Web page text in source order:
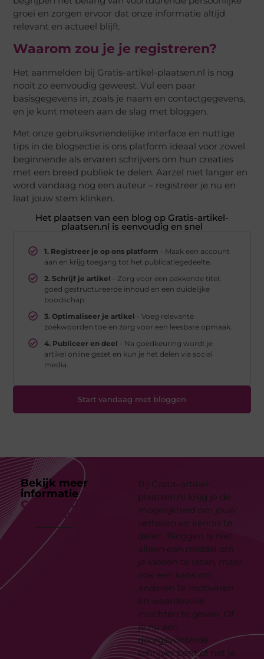
groei en zorgen ervoor dat onze informatie altijd
relevant en actueel blijft.
Waarom zou je je registreren?
Het aanmelden bij Gratis-artikel-plaatsen.nl is nog
nooit zo eenvoudig geweest. Vul een paar
basisgegevens in, zoals je naam en contactgegevens,
en je kunt meteen aan de slag met bloggen.
Met onze gebruiksvriendelijke interface en nuttige
tips in de blogsectie is ons platform ideaal voor zowel
beginnende als ervaren schrijvers om hun creaties
met een breed publiek te delen. Aarzel niet langer en
word vandaag nog een auteur – registreer je nu en
laat jouw stem klinken.
Het plaatsen van een blog op Gratis-artikel-
plaatsen.nl is eenvoudig en snel
1. Registreer je op ons platform - Maak een account
aan en krijg toegang tot het publicatiegedeelte.
2. Schrijf je artikel - Zorg voor een pakkende titel,
goed gestructureerde inhoud en een duidelijke
boodschap.
3. Optimaliseer je artikel - Voeg relevante
zoekwoorden toe en zorg voor een leesbare opmaak.
4. Publiceer en deel - Na goedkeuring wordt je
artikel online gezet en kun je het delen via social
media.
Start vandaag met bloggen
Bekijk meer
informatieover
Gratis-artikel-
plaatsen.nl
Bij Gratis-artikel-
plaatsen.nl krijg je de
mogelijkheid om jouw
verhalen en kennis te
delen. Bloggen is niet
alleen een middel om
je ideeën te uiten, maar
ook een kans om
anderen te motiveren
en waardevolle
inzichten te geven. Of
je nu een
doorgewinterde
schrijver bent of net je